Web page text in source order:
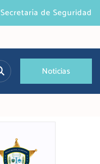
Secretaría de Seguridad
Noticias